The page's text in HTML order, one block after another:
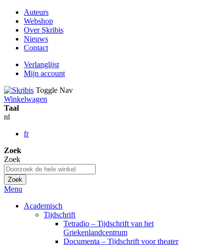
Auteurs
Webshop
Over Skribis
Nieuws
Contact
Verlanglijst
Mijn account
Toggle Nav
Winkelwagen
Taal
nl
fr
Zoek
Zoek
Zoek
Menu
Academisch
Tijdschrift
Tetradio – Tijdschrift van het
Griekenlandcentrum
Documenta – Tijdschrift voor theater